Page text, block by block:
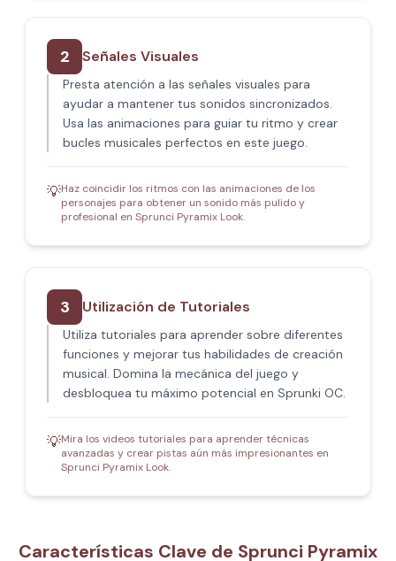
2 Señales Visuales
Presta atención a las señales visuales para
ayudar a mantener tus sonidos sincronizados.
Usa las animaciones para guiar tu ritmo y crear
bucles musicales perfectos en este juego.
💡Haz coincidir los ritmos con las animaciones de los
personajes para obtener un sonido más pulido y
profesional en Sprunci Pyramix Look.
3 Utilización de Tutoriales
Utiliza tutoriales para aprender sobre diferentes
funciones y mejorar tus habilidades de creación
musical. Domina la mecánica del juego y
desbloquea tu máximo potencial en Sprunki OC.
💡Mira los videos tutoriales para aprender técnicas
avanzadas y crear pistas aún más impresionantes en
Sprunci Pyramix Look.
Características Clave de Sprunci Pyramix